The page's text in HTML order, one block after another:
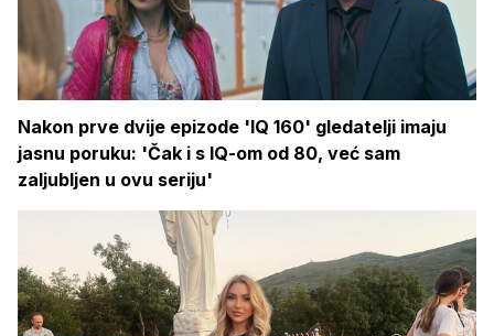
Nakon prve dvije epizode 'IQ 160' gledatelji imaju
jasnu poruku: 'Čak i s IQ-om od 80, već sam
zaljubljen u ovu seriju'